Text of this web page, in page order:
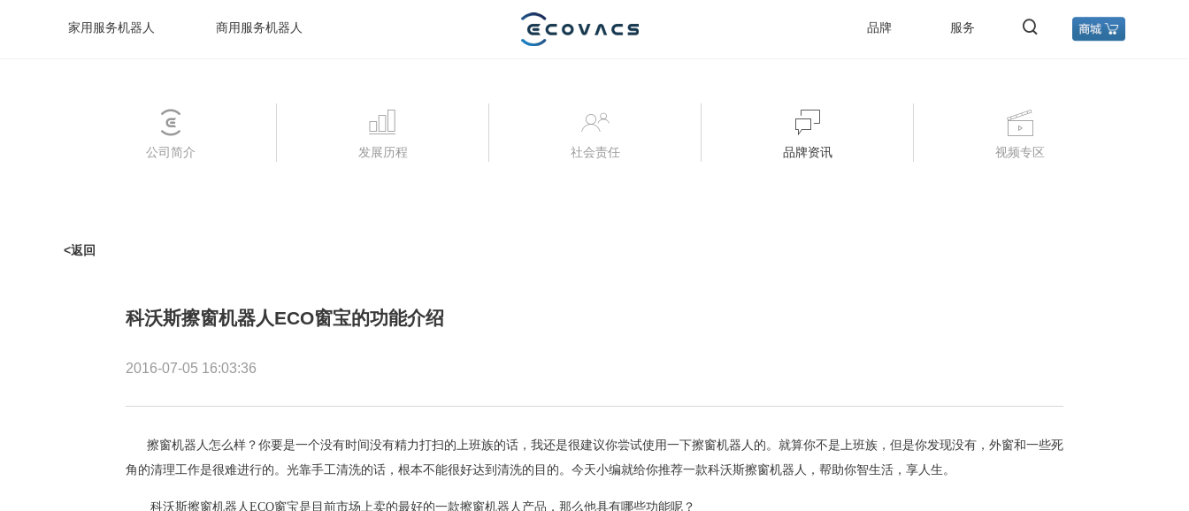
家用服务机器人 商用服务机器人 品牌 服务
公司简介 发展历程 社会责任 品牌资讯 视频专区
<返回
科沃斯擦窗机器人ECO窗宝的功能介绍
2016-07-05 16:03:36
擦窗机器人怎么样 ？你要是一个没有时间没有精力打扫的上班族的话，我还是很建议你尝试使用一下擦窗机器人 的。就算你不是上班族，但是你发现没有，外窗和一些死
角的清理工作是很难进行的。光靠手工清洗的话，根本不能很好达到清洗的目的。今天小编就给你推荐一款科沃斯擦窗机器人 ，帮助你智生活，享人生。
科沃斯擦窗机器人ECO窗宝是目前市场上卖的最好的一款擦窗机器人 产品，那么他具有哪些功能呢？